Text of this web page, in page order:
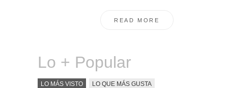
READ MORE
Lo + Popular
LO MÁS VISTO LO QUE MÁS GUSTA